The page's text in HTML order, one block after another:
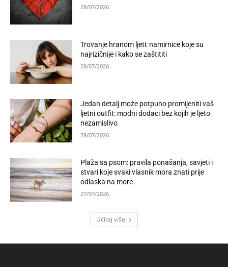
28/07/2026
Trovanje hranom ljeti: namirnice koje su
najrizičnije i kako se zaštititi
28/07/2026
Jedan detalj može potpuno promijeniti vaš
ljetni outfit: modni dodaci bez kojih je ljeto
nezamislivo
28/07/2026
Plaža sa psom: pravila ponašanja, savjeti i
stvari koje svaki vlasnik mora znati prije
odlaska na more
27/07/2026
Učitaj više